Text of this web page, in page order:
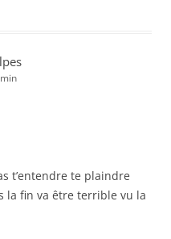
t’entendre te plaindre
la fin va être terrible vu la